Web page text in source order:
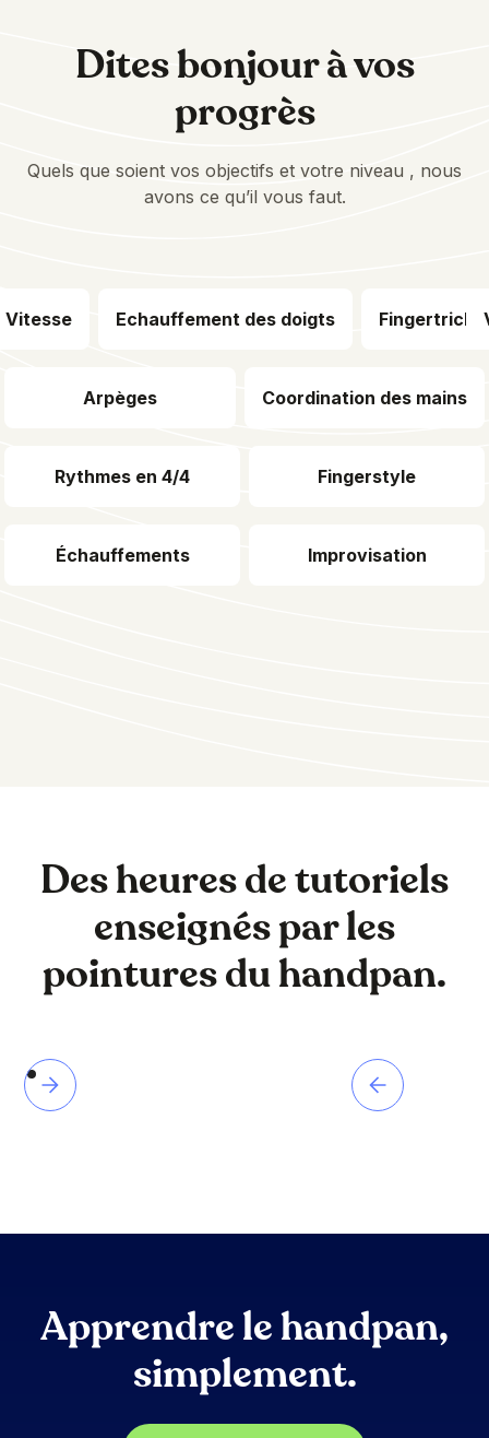
Dites bonjour à vos
progrès
Quels que soient vos objectifs et votre niveau , nous
avons ce qu’il vous faut.
Vitesse Echauffement des doigts Fingertricks
Arpèges Coordination des mains
Rythmes en 4/4 Fingerstyle
Échauffements Improvisation
Des heures de tutoriels
enseignés par les
pointures du handpan.
Apprendre le handpan,
simplement.